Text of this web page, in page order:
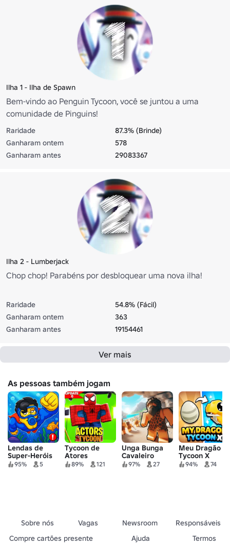
Ilha 1 - Ilha de Spawn
Bem-vindo ao Penguin Tycoon, você se juntou a uma
comunidade de Pinguins!
Raridade
87.3% (Brinde)
Ganharam ontem
578
Ganharam antes
29083367
Ilha 2 - Lumberjack
Chop chop! Parabéns por desbloquear uma nova ilha!
Raridade
54.8% (Fácil)
Ganharam ontem
363
Ganharam antes
19154461
Ver mais
As pessoas também jogam
Lendas de
Super-Heróis
95% 5
Tycoon de
Atores
89% 121
Unga Bunga
Cavaleiro
Tycoon
97% 27
Meu Dragão
Tycoon X
94% 74
Sobre nós Vagas Newsroom
Responsáveis
Compre cartões presente
Ajuda Termos